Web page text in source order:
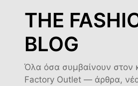
THE
BLOG
Όλα όσα συμβαίνουν στον
Factory Outlet — άρθρα,